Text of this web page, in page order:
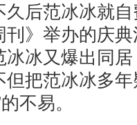
后范冰冰就
》举办的庆
冰又爆出同
把范冰冰多
不易。